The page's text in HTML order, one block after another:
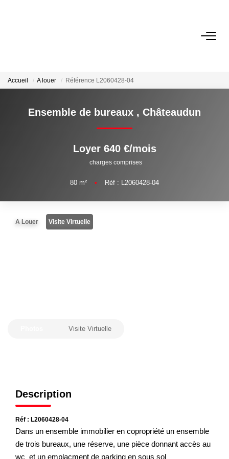
LOCATION
GESTION
DERNIERES VENTES
Notre Équipe
Nous Rejoindre
Accueil A louer Référence L2060428-04
Ensemble de bureaux , Châteaudun
Loyer 640 €/mois
charges comprises
80 m² • Réf : L2060428-04
A Louer Visite Virtuelle
Visite Virtuelle
Description
Réf : L2060428-04
Dans un ensemble immobilier en copropriété un ensemble
de trois bureaux, une réserve, une pièce donnant accès au
wc et un emplacment de parking en sous sol